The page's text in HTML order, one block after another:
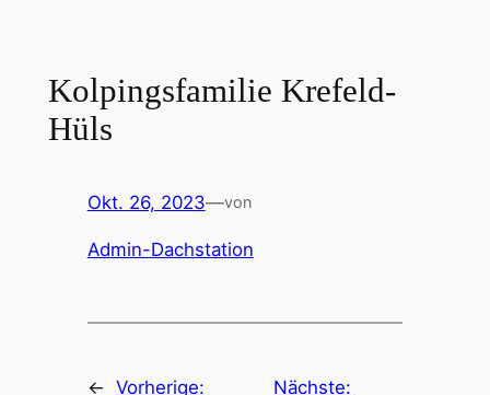
springenKolpingsfamilie Krefeld-
Hüls
Okt. 26, 2023—von
Admin-Dachstation
← Vorherige:
Nächste: